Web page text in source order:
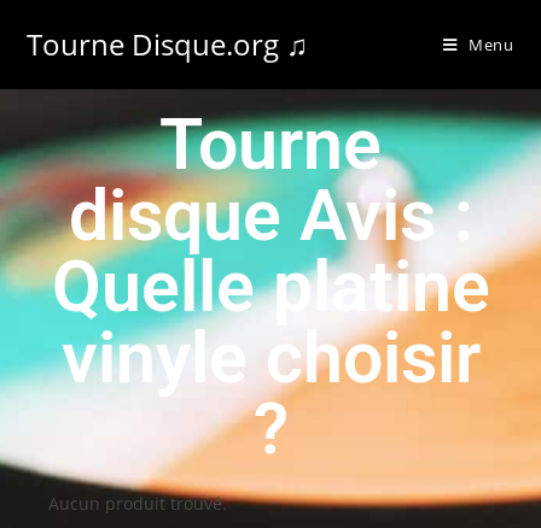
Tourne Disque.org ♫ Menu
Tourne
disque Avis :
Quelle platine
vinyle choisir
?
Aucun produit trouvé.